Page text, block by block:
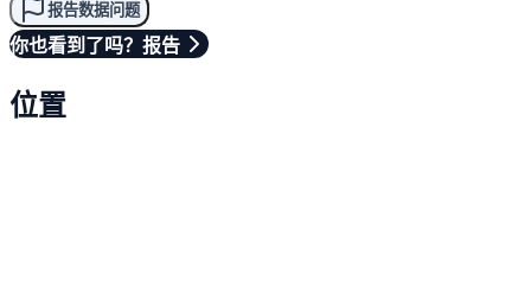
报告数据问题
你也看到了吗？报告
位置